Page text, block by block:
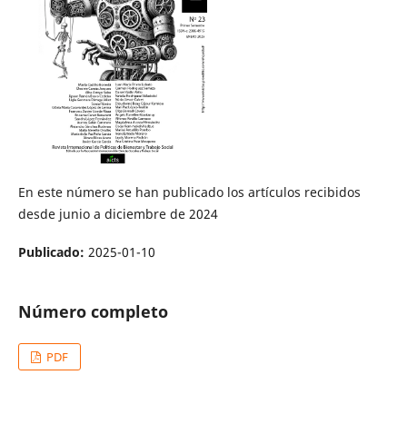
En este número se han publicado los artículos recibidos
desde junio a diciembre de 2024
Publicado: 2025-01-10
Número completo
PDF